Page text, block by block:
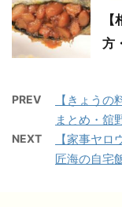
方
PREV
【きょうの
まとめ・舘
NEXT
【家事ヤ
匠海の自宅